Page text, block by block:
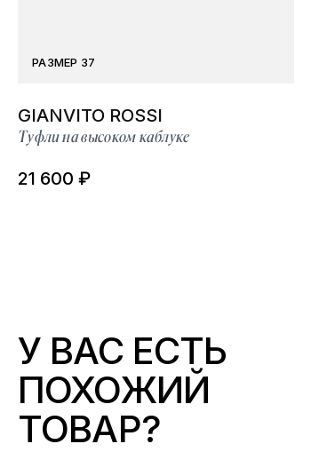
РАЗМЕР 37
GIANVITO ROSSI
Туфли на высоком каблуке
21 600 ₽
У ВАС ЕСТЬ
ПОХОЖИЙ
ТОВАР?